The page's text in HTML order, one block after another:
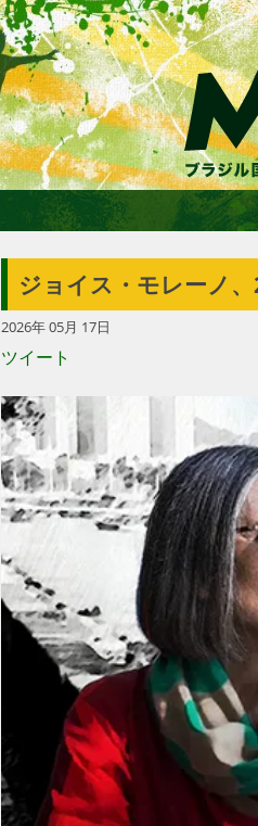
ジョイス・モレーノ
2026年 05月 17日
ツイート